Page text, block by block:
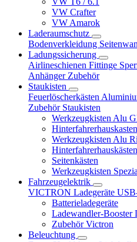
VW Crafter
VW Amarok
Laderaumschutz
Bodenverkleidung
Ladungssicherung
Airlineschienen Fittinge
Anhänger Zubehör
Staukisten
Feuerlöscherkästen
Zubehör Staukisten
Werkzeugkisten Alu
Hinterfahrerhauskasten
Werkzeugkisten Alu
Hinterfahrerhauskästen
Seitenkästen
Werkzeugkisten
Fahrzeugelektrik
VICTRON Ladegeräte
Batterieladegeräte
Ladewandler-Booster
Zubehör Victron
Beleuchtung